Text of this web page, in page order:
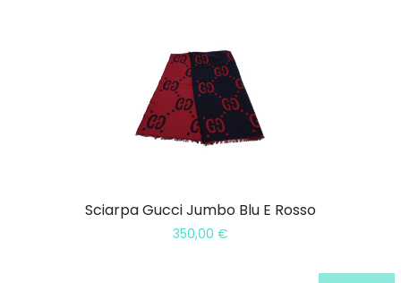
Sciarpa Gucci Jumbo Blu E Rosso
350,00 €